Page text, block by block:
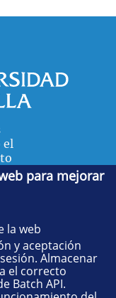
el
Sevilla. Tel.:
ffisaog@us.es
para mejorar
la web
y aceptación
Almacenar
el correcto
Batch API.